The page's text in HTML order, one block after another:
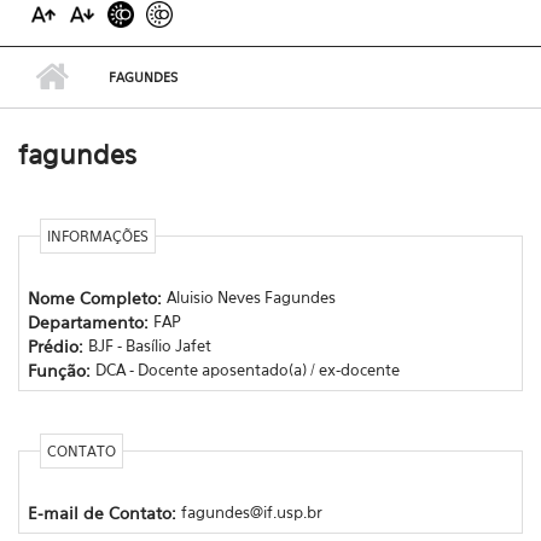
FAGUNDES
fagundes
INFORMAÇÕES
Nome Completo: Aluisio Neves Fagundes
Departamento: FAP
Prédio: BJF - Basílio Jafet
Função: DCA - Docente aposentado(a) / ex-docente
CONTATO
E-mail de Contato: fagundes@if.usp.br